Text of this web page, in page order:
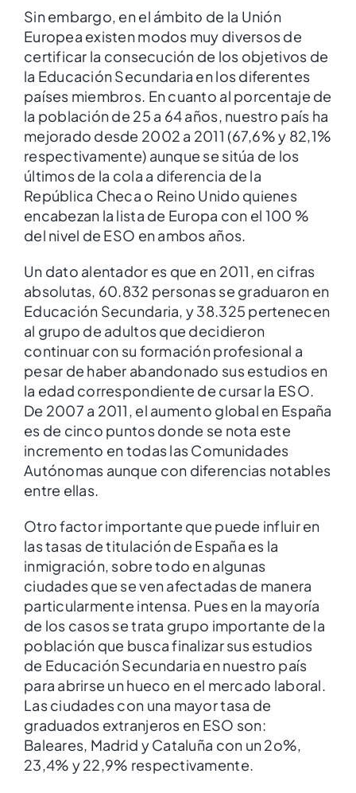
Sin embargo, en el ámbito de la Unión
Europea existen modos muy diversos de
certificar la consecución de los objetivos de
la Educación Secundaria en los diferentes
países miembros. En cuanto al porcentaje de
la población de 25 a 64 años, nuestro país ha
mejorado desde 2002 a 2011 (67,6% y 82,1%
respectivamente) aunque se sitúa de los
últimos de la cola a diferencia de la
República Checa o Reino Unido quienes
encabezan la lista de Europa con el 100 %
del nivel de ESO en ambos años.
Un dato alentador es que en 2011, en cifras
absolutas, 60.832 personas se graduaron en
Educación Secundaria, y 38.325 pertenecen
al grupo de adultos que decidieron
continuar con su formación profesional a
pesar de haber abandonado sus estudios en
la edad correspondiente de cursar la ESO.
De 2007 a 2011, el aumento global en España
es de cinco puntos donde se nota este
incremento en todas las Comunidades
Autónomas aunque con diferencias notables
entre ellas.
Otro factor importante que puede influir en
las tasas de titulación de España es la
inmigración, sobre todo en algunas
ciudades que se ven afectadas de manera
particularmente intensa. Pues en la mayoría
de los casos se trata grupo importante de la
población que busca finalizar sus estudios
de Educación Secundaria en nuestro país
para abrirse un hueco en el mercado laboral.
Las ciudades con una mayor tasa de
graduados extranjeros en ESO son:
Baleares, Madrid y Cataluña con un 2o%,
23,4% y 22,9% respectivamente.